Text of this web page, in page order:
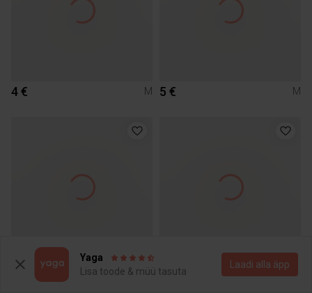
4 € M 5 € M
15 €
M 40 €
Yaga
Lisa toode & müü tasuta
Laadi alla äpp